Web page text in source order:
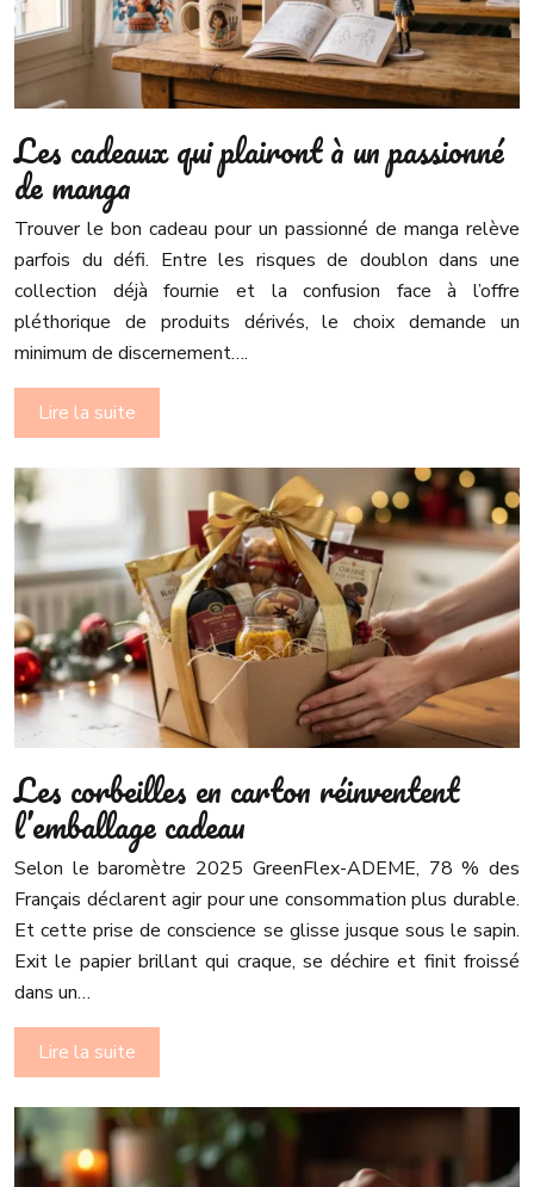
Les cadeaux qui plairont à un passionné
de manga
Trouver le bon cadeau pour un passionné de manga relève
parfois du défi. Entre les risques de doublon dans une
collection déjà fournie et la confusion face à l’offre
pléthorique de produits dérivés, le choix demande un
minimum de discernement….
Lire la suite
Les corbeilles en carton réinventent
l’emballage cadeau
Selon le baromètre 2025 GreenFlex-ADEME, 78 % des
Français déclarent agir pour une consommation plus durable.
Et cette prise de conscience se glisse jusque sous le sapin.
Exit le papier brillant qui craque, se déchire et finit froissé
dans un…
Lire la suite